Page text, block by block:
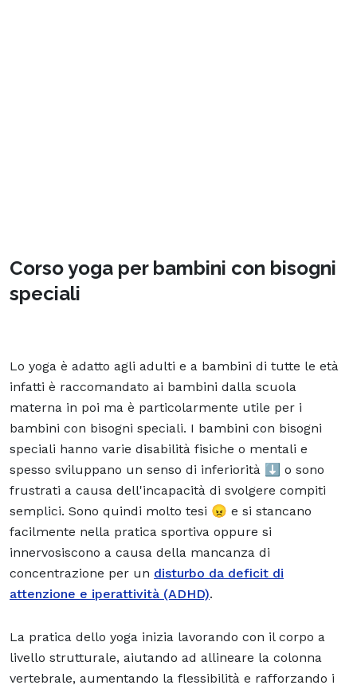
Corso yoga per bambini con bisogni
speciali
Lo yoga è adatto agli adulti e a bambini di tutte le età
infatti è raccomandato ai bambini dalla scuola
materna in poi ma è particolarmente utile per i
bambini con bisogni speciali. I bambini con bisogni
speciali hanno varie disabilità fisiche o mentali e
spesso sviluppano un senso di inferiorità ⬇️ o sono
frustrati a causa dell'incapacità di svolgere compiti
semplici. Sono quindi molto tesi 😠 e si stancano
facilmente nella pratica sportiva oppure si
innervosiscono a causa della mancanza di
concentrazione per un disturbo da deficit di
attenzione e iperattività (ADHD).
La pratica dello yoga inizia lavorando con il corpo a
livello strutturale, aiutando ad allineare la colonna
vertebrale, aumentando la flessibilità e rafforzando i